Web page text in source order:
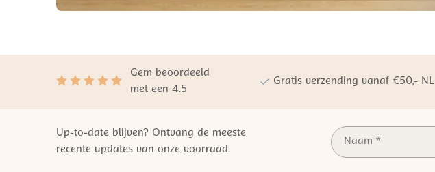
Gem beoordeeld
met een 4.5
Gratis verzending vanaf €50,- NL
Up-to-date blijven? Ontvang de meeste
recente updates van onze voorraad.